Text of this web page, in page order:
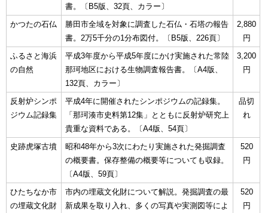
書。〔B5版、32頁、カラー〕
かつたの石仏
勝田市全域を対象に調査した石仏・石塔の報告
書。2万5千分の1分布図付。〔B5版、226頁〕
2,880
円
ふるさと海浜
の自然
平成3年度から平成5年度にかけ実施された常陸
那珂地区における生物調査報告書。〔A4版、
132頁、カラー〕
3,200
円
反射炉シンポ
ジウム記録集
平成4年に開催されたシンポジウムの記録集。
「那珂湊市史料第12集」とともに反射炉研究上
貴重な資料である。〔A4版、54頁〕
品切
れ
史跡虎塚古墳
昭和48年から3次にわたり実施された発掘調査
の概要書。保存整備の概要等についても収録。
〔A4版、59頁〕
520
円
ひたちなか市
の埋蔵文化財
市内の埋蔵文化財について解説。発掘調査の最
新成果を取り入れ、多くの写真や実測図等によ
520
円